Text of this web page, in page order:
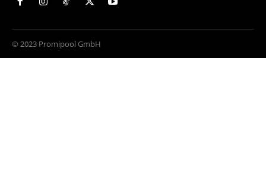
© 2023 Promipool GmbH